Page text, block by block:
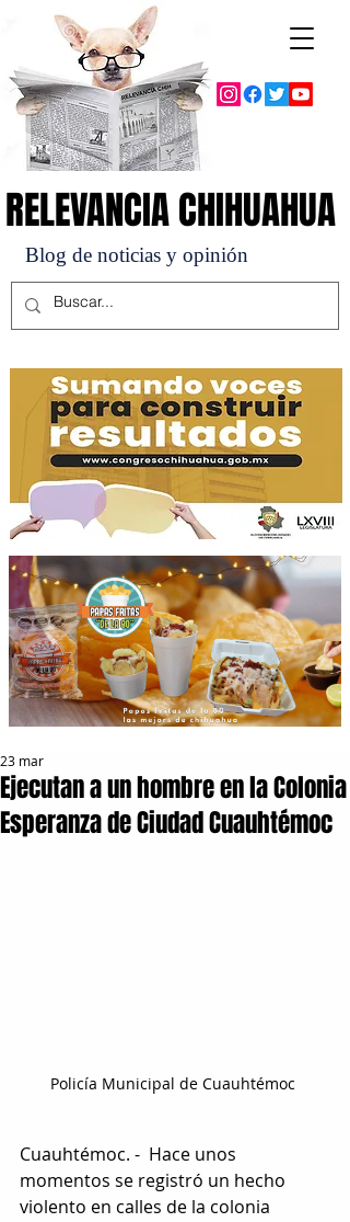
Blog de noticias y opinión
RELEVANCIA CHIHUAHUA
RELEVANCIA CHIHUAHUA
Ejecutan a un hombre en la Colonia
Esperanza de Ciudad Cuauhtémoc
23 mar
Policía Municipal de Cuauhtémoc
Cuauhtémoc. -  Hace unos
momentos se registró un hecho
violento en calles de la colonia